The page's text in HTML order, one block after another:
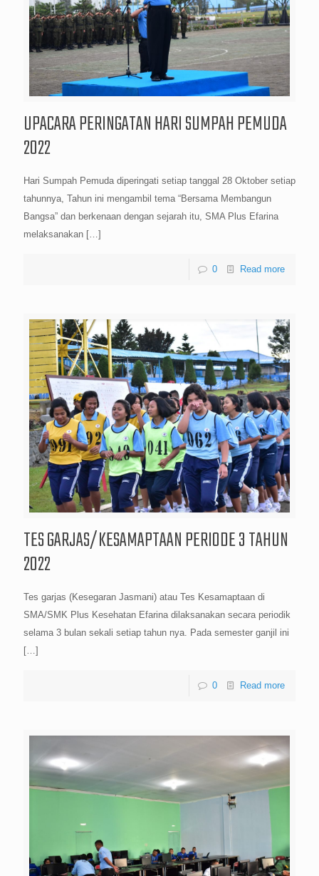
UPACARA PERINGATAN HARI SUMPAH PEMUDA
2022
Hari Sumpah Pemuda diperingati setiap tanggal 28 Oktober setiap
tahunnya, Tahun ini mengambil tema “Bersama Membangun
Bangsa” dan berkenaan dengan sejarah itu, SMA Plus Efarina
melaksanakan […]
0 Read more
TES GARJAS/KESAMAPTAAN PERIODE 3 TAHUN
2022
Tes garjas (Kesegaran Jasmani) atau Tes Kesamaptaan di
SMA/SMK Plus Kesehatan Efarina dilaksanakan secara periodik
selama 3 bulan sekali setiap tahun nya. Pada semester ganjil ini
[…]
0 Read more